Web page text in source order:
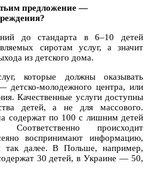
предложение —
до стандарта в 6–10 детей
сиротам услуг, а значит
из детского дома.
которые должны оказывать
детско-молодежного центра, или
Качественные услуги доступны
детей, а не для массового.
содержат по 100 с лишним детей
происходит
воспринимают информацию,
так далее. В Польше, например,
30 детей, в Украине — 50,